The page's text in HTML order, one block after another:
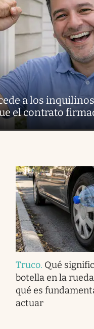
a los
el contrato
Truco. Qué
botella en la
qué es
actuar